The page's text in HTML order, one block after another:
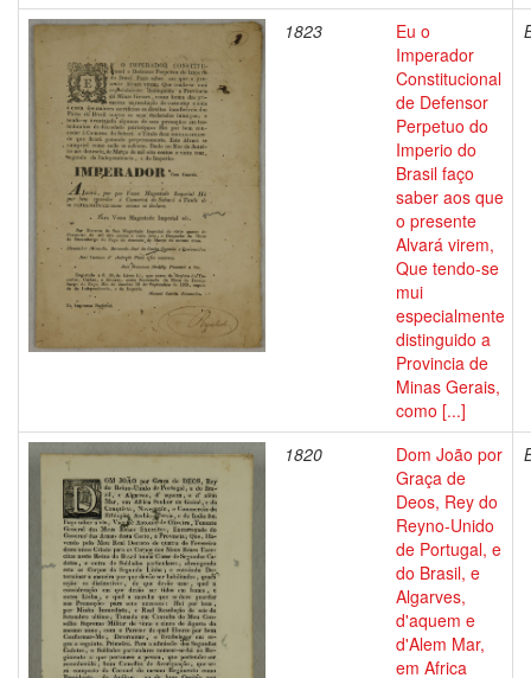
1823
Eu o
Imperador
Constitucional
de Defensor
Perpetuo do
Imperio do
Brasil faço
saber aos que
o presente
Alvará virem,
Que tendo-se
mui
especialmente
distinguido a
Provincia de
Minas Gerais,
como [...]
1820
Dom João por
Graça de
Deos, Rey do
Reyno-Unido
de Portugal, e
do Brasil, e
Algarves,
d'aquem e
d'Alem Mar,
em Africa